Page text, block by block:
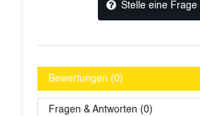
Stelle eine Frage
Bewertungen (0)
Fragen & Antworten (0)